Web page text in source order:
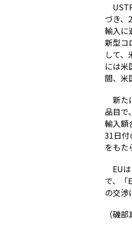
づき、
輸入に
新型コ
して
には米
間、米
新た
品目で
輸入額
31日付
をもた
EU
で、「
の交渉
（磯部